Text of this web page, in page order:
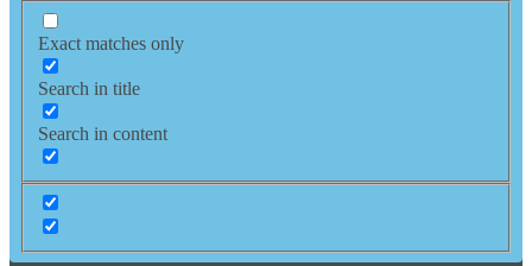
Exact matches only
Search in title
Search in content